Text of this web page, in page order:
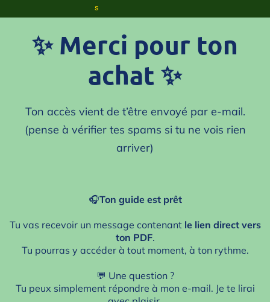
s
✨ Merci pour ton
achat ✨
Ton accès vient de t’être envoyé par e‑mail.
(pense à vérifier tes spams si tu ne vois rien
arriver)
🎧Ton guide est prêt
Tu vas recevoir un message contenant le lien direct vers
ton PDF.
Tu pourras y accéder à tout moment, à ton rythme.
💬 Une question ?
Tu peux simplement répondre à mon e‑mail. Je te lirai